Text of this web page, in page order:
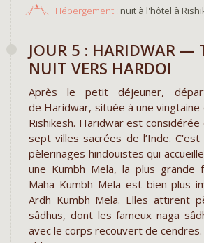
Hébergement : nuit à l'hôtel à
JOUR 5 : HARIDWAR —
NUIT VERS HARDOI
Après le petit déjeuner,
de Haridwar, située à une
Rishikesh. Haridwar est considérée
sept villes sacrées de l’Inde.
pèlerinages hindouistes qui
une Kumbh Mela, la plus grande
Maha Kumbh Mela est bien plus
Ardh Kumbh Mela. Elles attirent
sâdhus, dont les fameux naga
avec le corps recouvert de